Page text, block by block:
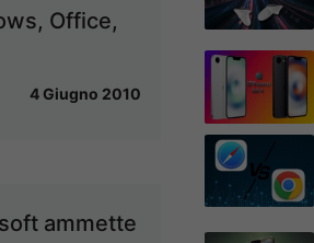
Office,
4 Giugno 2010
ammette